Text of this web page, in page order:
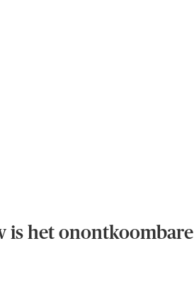
is het onontkoombare